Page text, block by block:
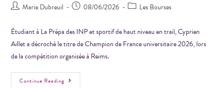
Marie Dubreuil 08/06/2026 Les Bourses
Étudiant à La Prépa des INP et sportif de haut niveau en trail, Cyprien
Aillet a décroché le titre de Champion de France universitaire 2026, lors
de la compétition organisée à Reims.
Continue Reading